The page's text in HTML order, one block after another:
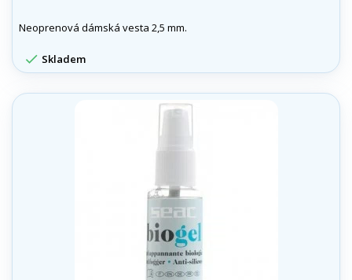
Neoprenová dámská vesta 2,5 mm.
 Skladem